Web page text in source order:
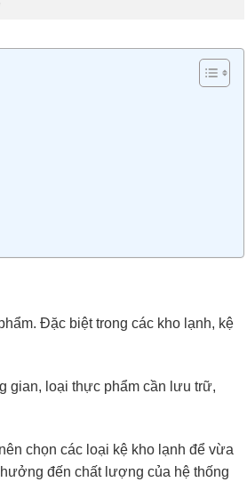
Đặc biệt trong các kho lạnh, kệ
gian, loại thực phẩm cần lưu trữ,
chọn các loại kệ kho lạnh để vừa
đến chất lượng của hệ thống